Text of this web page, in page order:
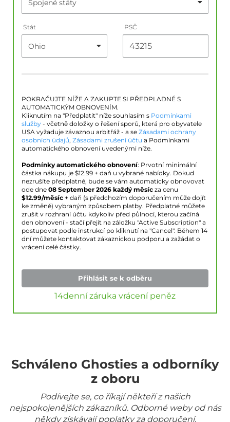
Stát PSČ
POKRAČUJTE NÍŽE A ZAKUPTE SI PŘEDPLADNÉ S
AUTOMATICKÝM OBNOVENÍM.
Kliknutím na "Předplatit" níže souhlasím s Podmínkami
služby - včetně doložky o řešení sporů, která pro obyvatele
USA vyžaduje závaznou arbitřáž - a se Zásadami ochrany
osobních údajů, Zásadami zrušení účtu a Podmínkami
automatického obnovení uvedenými níže.
Podmínky automatického obnovení: Prvotní minimální
částka nákupu je $12.99 + daň u vybrané nabídky. Dokud
nezrušíte předplatné, bude se vám automaticky obnovovat
ode dne 08 September 2026 každý měsíc za cenu
$12.99/měsíc + daň (s předchozím doporučením může dojít
ke změně) vybraným způsobem platby. Předplatné můžete
zrušit v rozhraní účtu kdykoliv před půlnocí, kterou začíná
den obnovení - stačí přejít na záložku "Active Subscription" a
postupovat podle instrukcí po kliknutí na "Cancel". Během 14
dní můžete kontaktovat zákaznickou podporu a zažádat o
vrácení celé částky.
Přihlásit se k odběru
14denní záruka vrácení peněz
Schváleno Ghosties a odborníky
z oboru
Podívejte se, co říkají někteří z našich
nejspokojenějších zákazníků. Odborné weby od nás
někdy získávají poplatky za doporučení.